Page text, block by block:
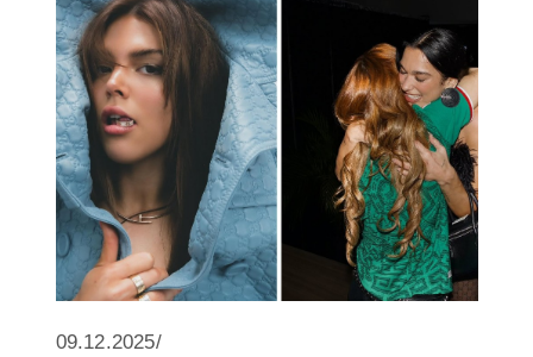
09.12.2025/